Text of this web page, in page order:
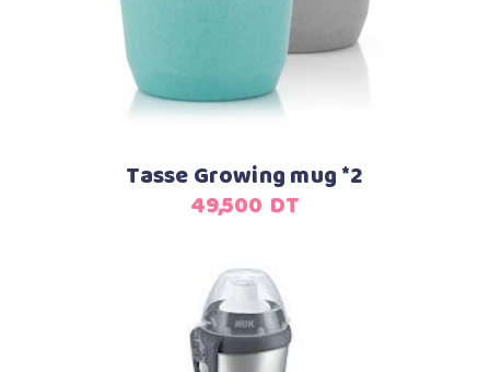
Tasse Growing mug *2
49,500 DT